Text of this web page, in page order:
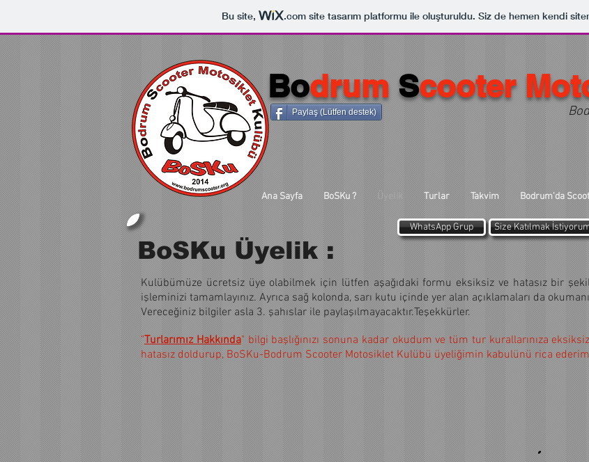
Bu site, .comsite tasarım platformu ile oluşturuldu. Siz de hemen kendi
BodrumScooter
Paylaş (Lütfen destek)
Ana Sayfa BoSKu ? Üyelik Turlar Takvim Bodrum'da
WhatsApp Grup Size Katılmak
BoSKu Üyelik :
Kulübümüze ücretsiz üye olabilmek için lütfen aşağıdaki formu eksiksiz ve hatasız bir
işleminizi tamamlayınız. Ayrıca sağ kolonda, sarı kutu içinde yer alan açıklamaları da
Vereceğiniz bilgiler asla 3. şahıslar ile paylaşılmayacaktır.Teşekkürler.
"Turlarımız Hakkında" bilgi başlığınızı sonuna kadar okudum ve tüm tur kurallarınıza
hatasız doldurup, BoSKu-Bodrum Scooter Motosiklet Kulübü üyeliğimin kabulünü rica